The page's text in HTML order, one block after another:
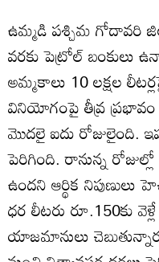
ఉమ్మడి పశ్చిమ గోదావరి
వరకు పెట్రోల్‌ బంకులు
అమ్మకాలు 10 లక్షల
వినియోగంపై తీవ్ర
మొదలై ఐదు రోజులైంది.
పెరిగింది. రానున్న
ఉందని ఆర్థిక నిపుణులు
ధర లీటరు రూ.150కు
యాజమానులు